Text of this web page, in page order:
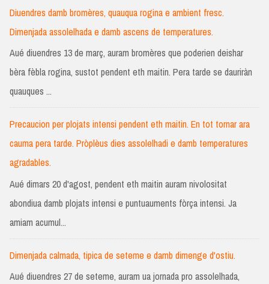
Diuendres damb bromères, quauqua rogina e ambient fresc.
Dimenjada assolelhada e damb ascens de temperatures.
Aué diuendres 13 de març, auram bromères que poderien deishar
bèra fèbla rogina, sustot pendent eth maitin. Pera tarde se dauriràn
quauques ...
Precaucion per plojats intensi pendent eth maitin. En tot tornar ara
cauma pera tarde. Pròplèus dies assolelhadi e damb temperatures
agradables.
Aué dimars 20 d'agost, pendent eth maitin auram nivolositat
abondiua damb plojats intensi e puntuauments fòrça intensi. Ja
amiam acumul...
Dimenjada calmada, tipica de seteme e damb dimenge d'ostiu.
Aué diuendres 27 de seteme, auram ua jornada pro assolelhada,